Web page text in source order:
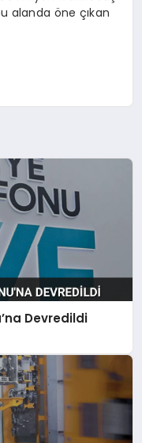
alanda öne çıkan
Devredildi